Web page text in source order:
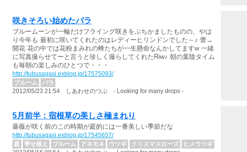
咲きそろい始めたバラ
ブルームーンが一輪だけフライング咲きをぶちかましたものの、やは
り今年も 最初に咲いてくれたのはレディーヒリンドンでした～♪ 蕾→
開花 花の中では花粉まみれの蜂たちが一生懸命なんかしてますw 一緒
に写真撮らせてーと言うと珍しく撮らしてくれたRiw♪ 朝の葉陰タイム
も毎朝の楽しみのひとつで・・・
http://tubusagasi.exblog.jp/17575093/
ブルーム
バラ
2012/05/23 21:54 しあわせのつぶ - Looking for many drops -
5月前半：宿根草の美しさ極まれり
薔薇が咲く前のこの時期が庭的には一番美しい季節だな
http://tubusagasi.exblog.jp/17545657/
庭
寄せ植え ブルーム アネモネ ウツギ クリスマスローズ
ヒメウツギ